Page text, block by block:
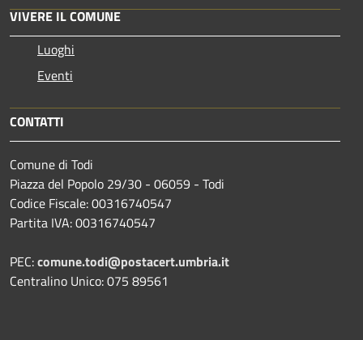
VIVERE IL COMUNE
Luoghi
Eventi
CONTATTI
Comune di Todi
Piazza del Popolo 29/30 - 06059 - Todi
Codice Fiscale: 00316740547
Partita IVA: 00316740547
PEC:comune.todi@postacert.umbria.it
Centralino Unico: 075 89561